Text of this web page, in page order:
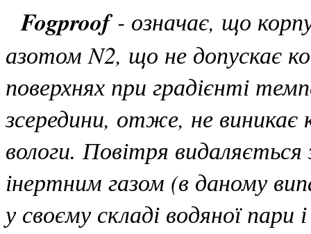
Fogproof- означає, що
азотом N2, що не допускає
поверхнях при градієнті
зсередини, отже, не виникає
вологи. Повітря
інертним газом (в даному
у своєму складі водяної пари